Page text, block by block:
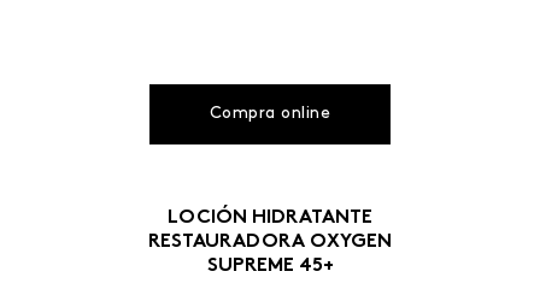
Compra online
LOCIÓN HIDRATANTE
RESTAURADORA OXYGEN
SUPREME 45+